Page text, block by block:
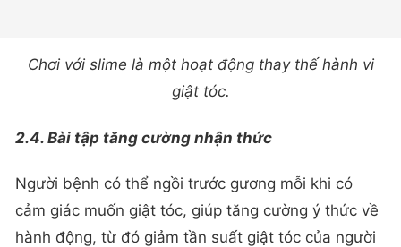
Chơi với slime là một hoạt động thay thế hành vi
giật tóc.
2.4. Bài tập tăng cường nhận thức
Người bệnh có thể ngồi trước gương mỗi khi có
cảm giác muốn giật tóc, giúp tăng cường ý thức về
hành động, từ đó giảm tần suất giật tóc của người